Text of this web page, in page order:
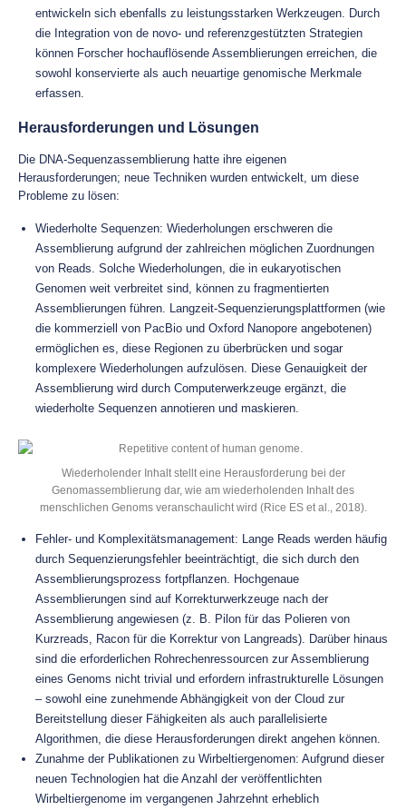
entwickeln sich ebenfalls zu leistungsstarken Werkzeugen. Durch
die Integration von de novo- und referenzgestützten Strategien
können Forscher hochauflösende Assemblierungen erreichen, die
sowohl konservierte als auch neuartige genomische Merkmale
erfassen.
Herausforderungen und Lösungen
Die DNA-Sequenzassemblierung hatte ihre eigenen
Herausforderungen; neue Techniken wurden entwickelt, um diese
Probleme zu lösen:
Wiederholte Sequenzen: Wiederholungen erschweren die
Assemblierung aufgrund der zahlreichen möglichen Zuordnungen
von Reads. Solche Wiederholungen, die in eukaryotischen
Genomen weit verbreitet sind, können zu fragmentierten
Assemblierungen führen. Langzeit-Sequenzierungsplattformen (wie
die kommerziell von PacBio und Oxford Nanopore angebotenen)
ermöglichen es, diese Regionen zu überbrücken und sogar
komplexere Wiederholungen aufzulösen. Diese Genauigkeit der
Assemblierung wird durch Computerwerkzeuge ergänzt, die
wiederholte Sequenzen annotieren und maskieren.
Wiederholender Inhalt stellt eine Herausforderung bei der
Genomassemblierung dar, wie am wiederholenden Inhalt des
menschlichen Genoms veranschaulicht wird (Rice ES et al., 2018).
Fehler- und Komplexitätsmanagement: Lange Reads werden häufig
durch Sequenzierungsfehler beeinträchtigt, die sich durch den
Assemblierungsprozess fortpflanzen. Hochgenaue
Assemblierungen sind auf Korrekturwerkzeuge nach der
Assemblierung angewiesen (z. B. Pilon für das Polieren von
Kurzreads, Racon für die Korrektur von Langreads). Darüber hinaus
sind die erforderlichen Rohrechenressourcen zur Assemblierung
eines Genoms nicht trivial und erfordern infrastrukturelle Lösungen
– sowohl eine zunehmende Abhängigkeit von der Cloud zur
Bereitstellung dieser Fähigkeiten als auch parallelisierte
Algorithmen, die diese Herausforderungen direkt angehen können.
Zunahme der Publikationen zu Wirbeltiergenomen: Aufgrund dieser
neuen Technologien hat die Anzahl der veröffentlichten
Wirbeltiergenome im vergangenen Jahrzehnt erheblich